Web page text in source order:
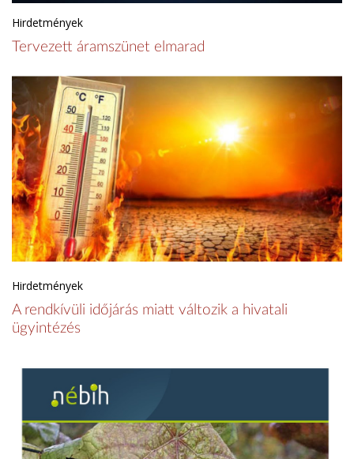
Hirdetmények
Tervezett áramszünet elmarad
Hirdetmények
A rendkívüli időjárás miatt változik a hivatali
ügyintézés